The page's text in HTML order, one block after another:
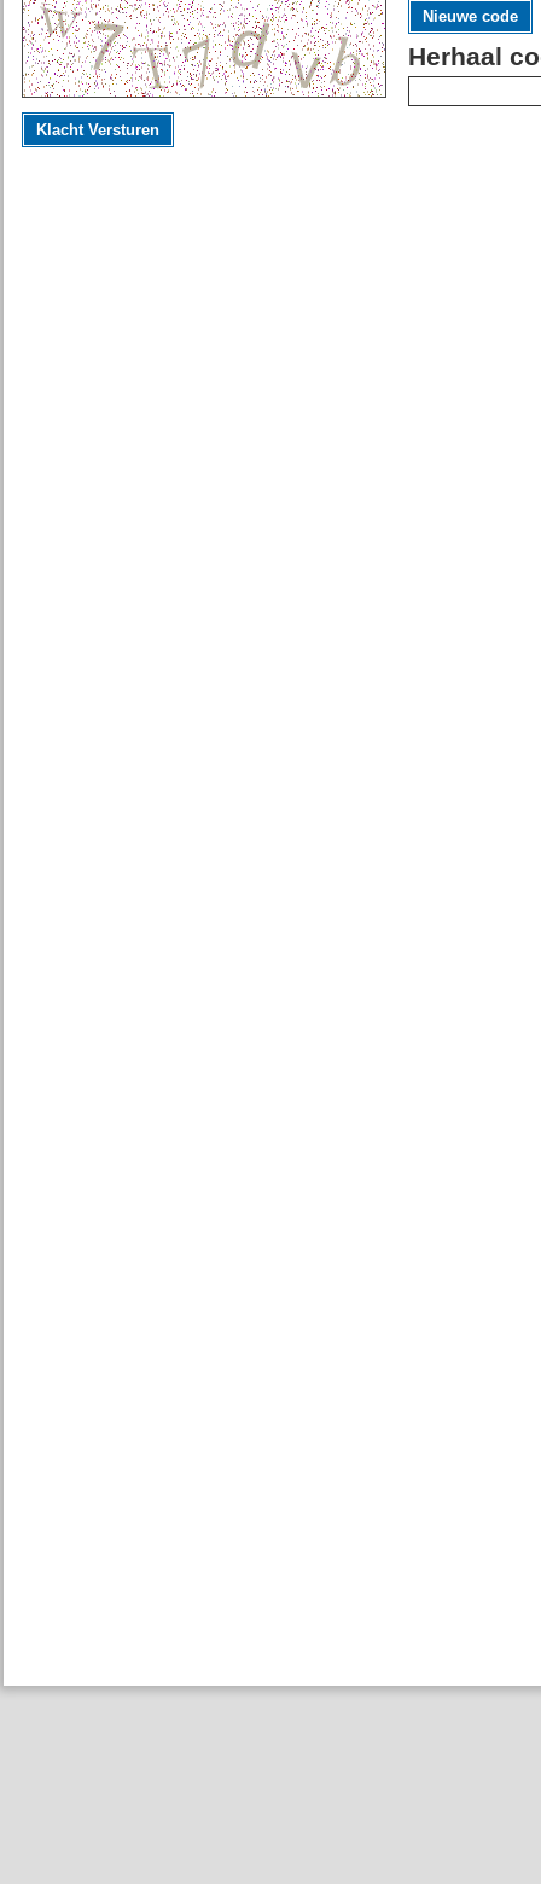
Nieuwe code
Herhaal
Klacht Versturen